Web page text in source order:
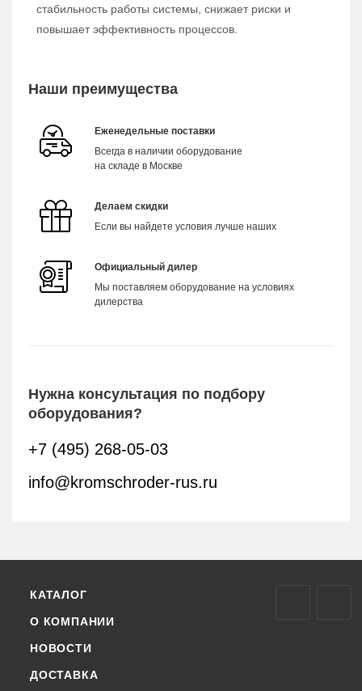
стабильность работы системы, снижает риски и
повышает эффективность процессов.
Наши преимущества
Еженедельные поставки
Всегда в наличии оборудование
на складе в Москве
Делаем скидки
Если вы найдете условия лучше наших
Официальный дилер
Мы поставляем оборудование на условиях
дилерства
Нужна консультация по подбору
оборудования?
+7 (495) 268-05-03
info@kromschroder-rus.ru
КАТАЛОГ
О КОМПАНИИ
НОВОСТИ
ДОСТАВКА